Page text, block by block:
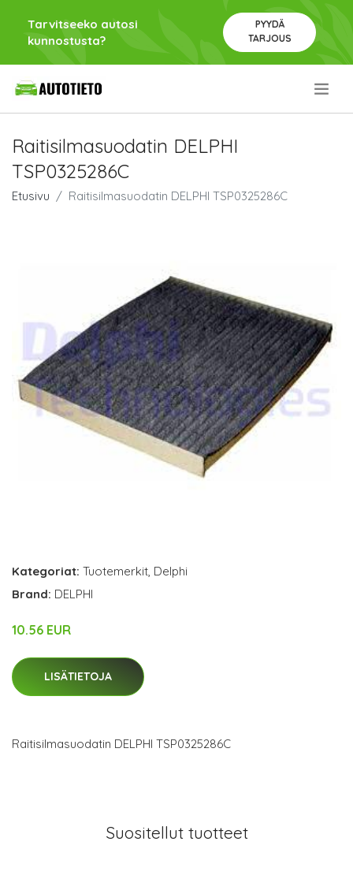
Tarvitseeko autosi
kunnostusta?
PYYDÄ
TARJOUS
Raitisilmasuodatin DELPHI
TSP0325286C
Etusivu Raitisilmasuodatin DELPHI TSP0325286C
Kategoriat: Tuotemerkit, Delphi
Brand: DELPHI
10.56 EUR
LISÄTIETOJA
Raitisilmasuodatin DELPHI TSP0325286C
Suositellut tuotteet